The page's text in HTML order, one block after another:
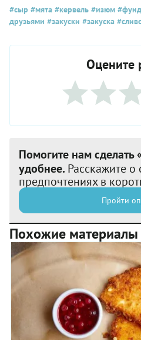
#сыр #мята #кервель #изюм
друзьями #закуски #закуска
Оцените
Помогите нам сделать
удобнее. Расскажите о
предпочтениях в
Пройти
Похожие материалы